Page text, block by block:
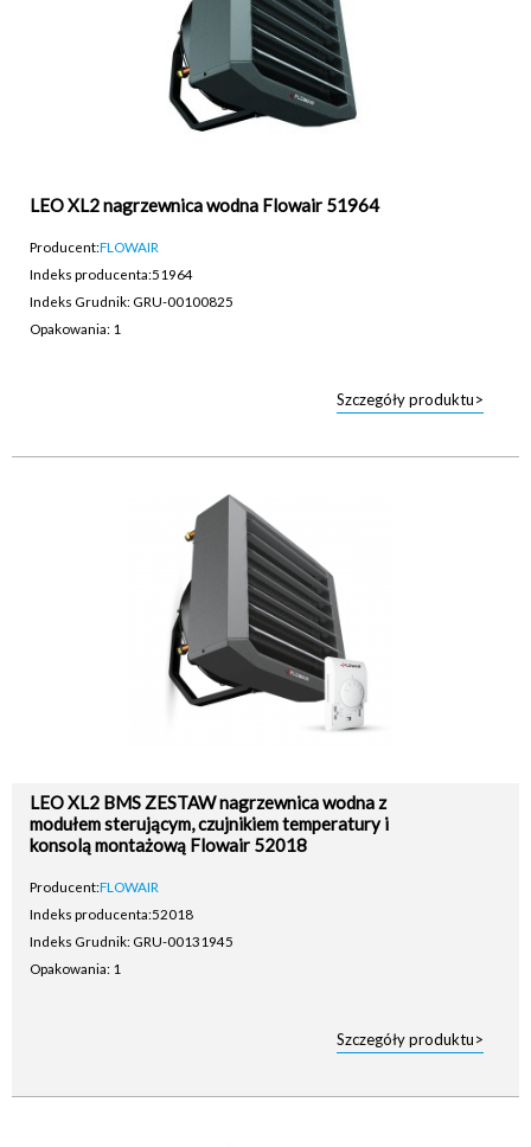
LEO XL2 nagrzewnica wodna Flowair 51964
Producent:FLOWAIR
Indeks producenta:51964
Indeks Grudnik: GRU-00100825
Opakowania: 1
Szczegóły produktu>
LEO XL2 BMS ZESTAW nagrzewnica wodna z
modułem sterującym, czujnikiem temperatury i
konsolą montażową Flowair 52018
Producent:FLOWAIR
Indeks producenta:52018
Indeks Grudnik: GRU-00131945
Opakowania: 1
Szczegóły produktu>